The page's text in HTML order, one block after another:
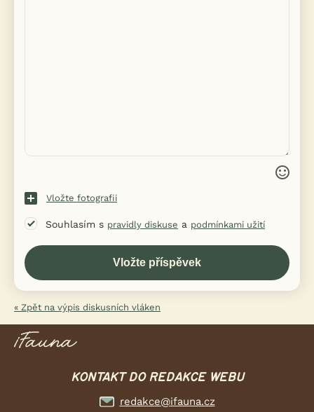
Vložte fotografii
Souhlasím s pravidly diskuse a podmínkami užití
« Zpět na výpis diskusních vláken
KONTAKT DO REDAKCE WEBU
redakce@ifauna.cz